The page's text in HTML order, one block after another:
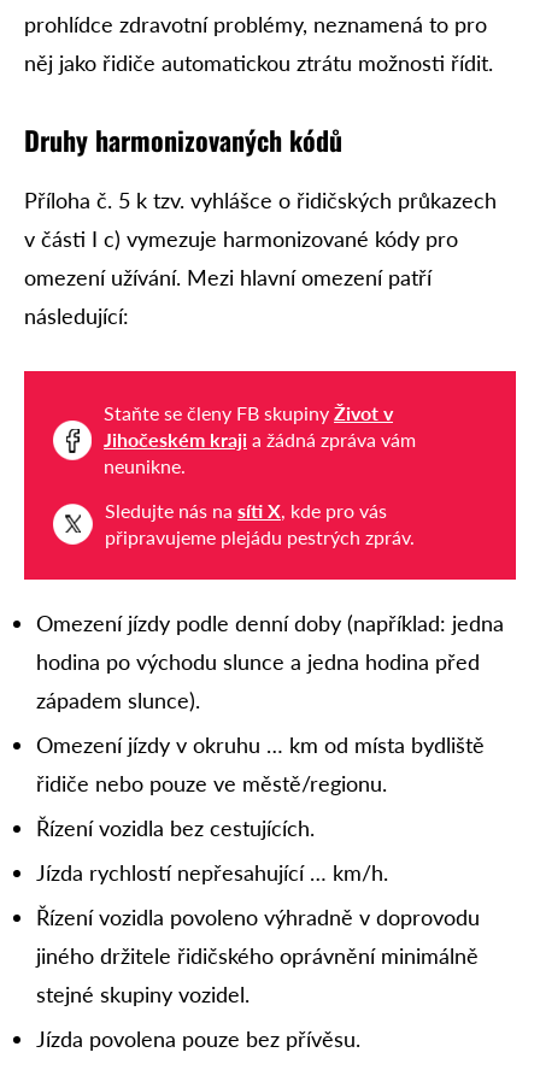
prohlídce zdravotní problémy, neznamená to pro
něj jako řidiče automatickou ztrátu možnosti řídit.
Druhy harmonizovaných kódů
Příloha č. 5 k tzv. vyhlášce o řidičských průkazech
v části I c) vymezuje harmonizované kódy pro
omezení užívání. Mezi hlavní omezení patří
následující:
Staňte se členy FB skupiny Život v
Jihočeském kraji a žádná zpráva vám
neunikne.
Sledujte nás na síti X, kde pro vás
připravujeme plejádu pestrých zpráv.
Omezení jízdy podle denní doby (například: jedna
hodina po východu slunce a jedna hodina před
západem slunce).
Omezení jízdy v okruhu … km od místa bydliště
řidiče nebo pouze ve městě/regionu.
Řízení vozidla bez cestujících.
Jízda rychlostí nepřesahující … km/h.
Řízení vozidla povoleno výhradně v doprovodu
jiného držitele řidičského oprávnění minimálně
stejné skupiny vozidel.
Jízda povolena pouze bez přívěsu.